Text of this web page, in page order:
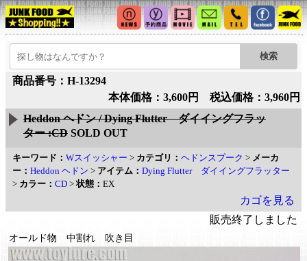
商品番号：H-13294
本体価格：3,600円 税込価格：3,960円
Heddon ヘドン / Dying Flutter ダイイングフラッ
ター :CD SOLD OUT
キーワード： Wスイッシャー > カテゴリ： ヘドンスプーク > メーカ
ー： Heddon ヘドン > アイテム： Dying Flutter ダイイングフラッター
> カラー： CD >状態： EX
カゴを見る
販売終了しました
オールド物 中割れ 吹き目